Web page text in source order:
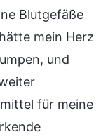
Blutgefäße
mein Herz
und
für meine